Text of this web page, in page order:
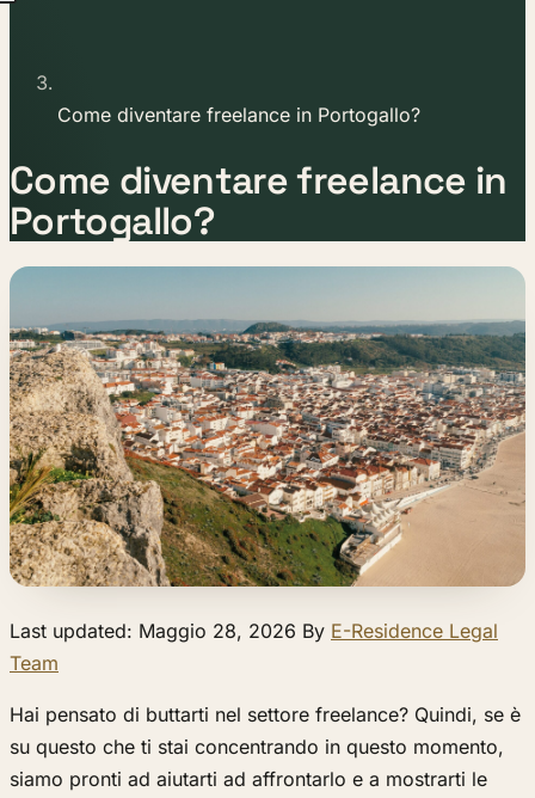
Come diventare freelance in Portogallo?
Come diventare freelance in
Portogallo?
Last updated: Maggio 28, 2026 By E-Residence Legal
Team
Hai pensato di buttarti nel settore freelance? Quindi, se è
su questo che ti stai concentrando in questo momento,
siamo pronti ad aiutarti ad affrontarlo e a mostrarti le